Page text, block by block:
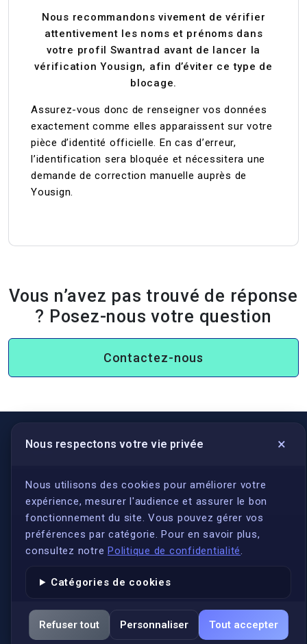
Nous recommandons vivement de vérifier
attentivement les noms et prénoms dans
votre profil Swantrad avant de lancer la
vérification Yousign, afin d’éviter ce type de
blocage.
Assurez-vous donc de renseigner vos données
exactement comme elles apparaissent sur votre
pièce d’identité officielle. En cas d’erreur,
l’identification sera bloquée et nécessitera une
demande de correction manuelle auprès de
Yousign.
Vous n’avez pas trouvé de réponse
? Posez-nous votre question
Contactez-nous
Nous respectons votre vie privée ×
Nous utilisons des cookies pour améliorer votre
expérience, mesurer l'audience et assurer le bon
fonctionnement du site. Vous pouvez gérer vos
préférences par catégorie. Pour en savoir plus,
consultez notre Politique de confidentialité.
Catégories de cookies
Refuser tout Personnaliser Tout accepter
LIENS UTILES
S'inscrire
Qui sommes-nous ?
Conformité
Annuaires des traducteurs assermentés
Actualités
Services
FAQ